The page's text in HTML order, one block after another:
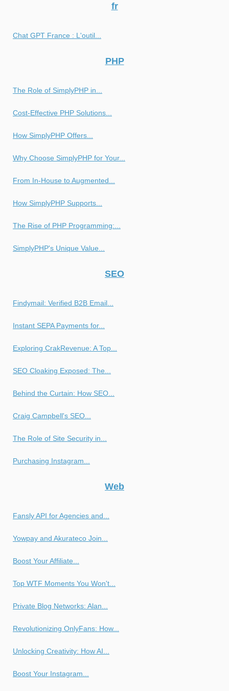
fr
Chat GPT France : L'outil...
PHP
The Role of SimplyPHP in...
Cost-Effective PHP Solutions...
How SimplyPHP Offers...
Why Choose SimplyPHP for Your...
From In-House to Augmented...
How SimplyPHP Supports...
The Rise of PHP Programming:...
SimplyPHP's Unique Value...
SEO
Findymail: Verified B2B Email...
Instant SEPA Payments for...
Exploring CrakRevenue: A Top...
SEO Cloaking Exposed: The...
Behind the Curtain: How SEO...
Craig Campbell's SEO...
The Role of Site Security in...
Purchasing Instagram...
Web
Fansly API for Agencies and...
Yowpay and Akurateco Join...
Boost Your Affiliate...
Top WTF Moments You Won't...
Private Blog Networks: Alan...
Revolutionizing OnlyFans: How...
Unlocking Creativity: How AI...
Boost Your Instagram...